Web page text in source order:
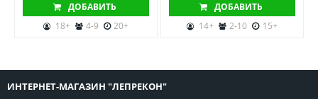
ДОБАВИТЬ
18+
4-9 20+
ДОБАВИТЬ
14+
2-10 15+
ИНТЕРНЕТ-МАГАЗИН "ЛЕПРЕКОН"